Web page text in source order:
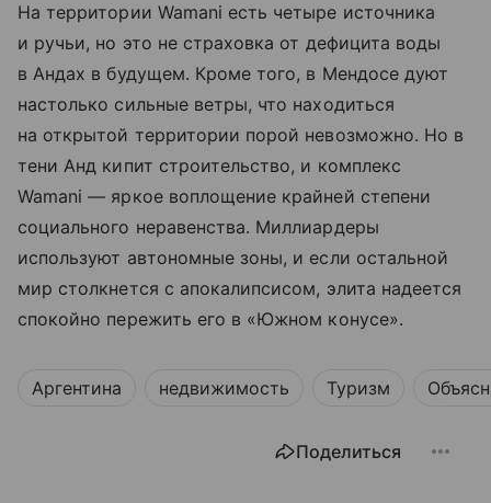
На территории Wamani есть четыре источника
и ручьи, но это не страховка от дефицита воды
в Андах в будущем. Кроме того, в Мендосе дуют
настолько сильные ветры, что находиться
на открытой территории порой невозможно. Но в
тени Анд кипит строительство, и комплекс
Wamani — яркое воплощение крайней степени
социального неравенства. Миллиардеры
используют автономные зоны, и если остальной
мир столкнется с апокалипсисом, элита надеется
спокойно пережить его в «Южном конусе».
Аргентина недвижимость Туризм
Поделиться